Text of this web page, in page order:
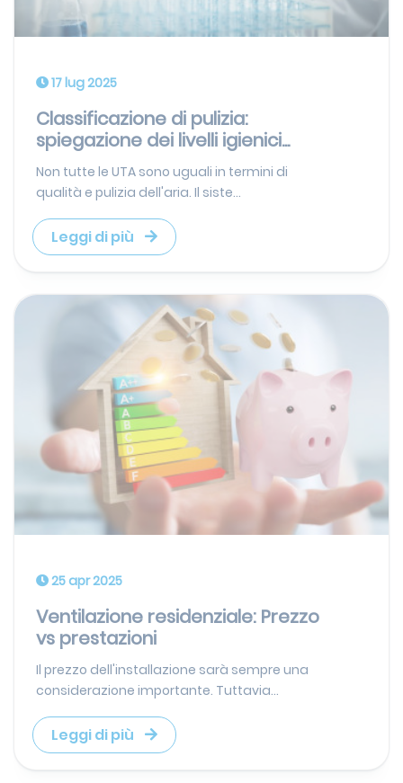
17 lug 2025
Classificazione di pulizia:
spiegazione dei livelli igienici...
Non tutte le UTA sono uguali in termini di
qualità e pulizia dell'aria. Il siste...
Leggi di più
25 apr 2025
Ventilazione residenziale: Prezzo
vs prestazioni
Il prezzo dell'installazione sarà sempre una
considerazione importante. Tuttavia...
Leggi di più